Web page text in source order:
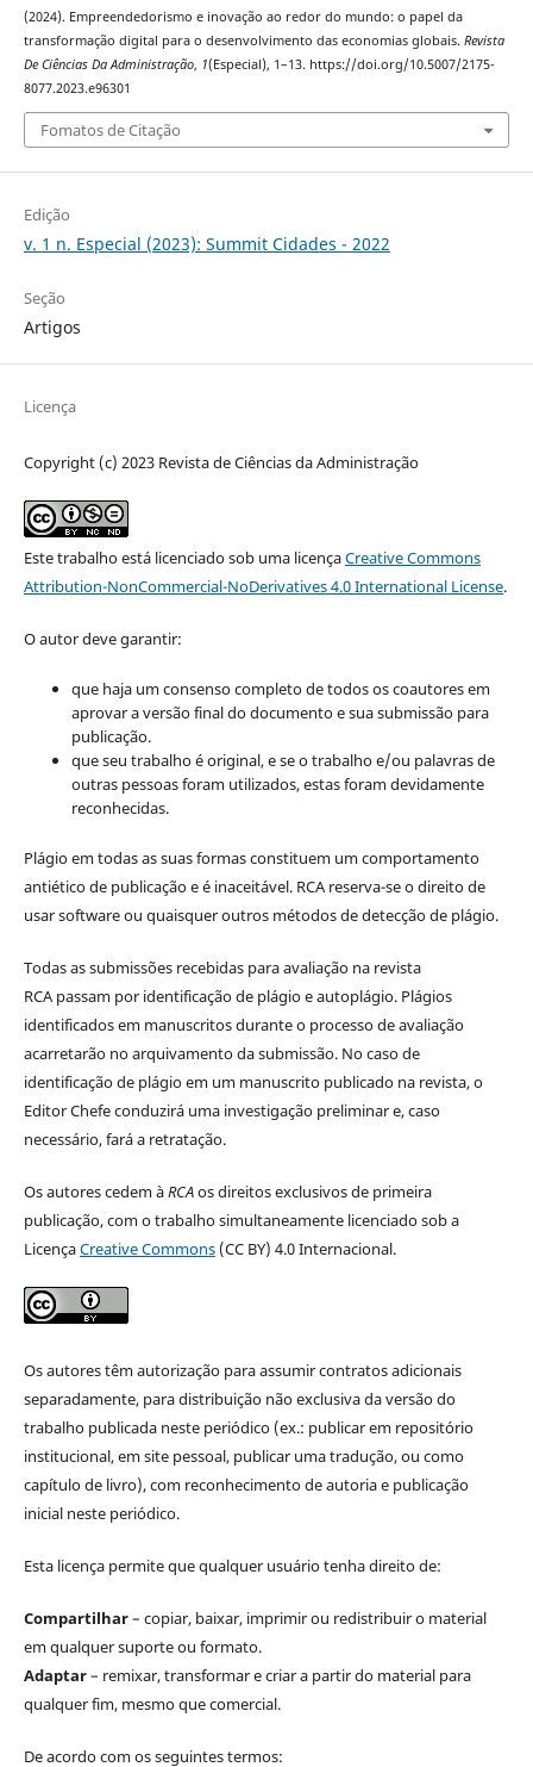
(2024). Empreendedorismo e inovação ao redor do mundo: o papel da
transformação digital para o desenvolvimento das economias globais. Revista
De Ciências Da Administração, 1(Especial), 1–13. https://doi.org/10.5007/2175-
8077.2023.e96301
Fomatos de Citação
Edição
v. 1 n. Especial (2023): Summit Cidades - 2022
Seção
Artigos
Licença
Copyright (c) 2023 Revista de Ciências da Administração
Este trabalho está licenciado sob uma licençaCreative Commons
Attribution-NonCommercial-NoDerivatives 4.0 International License.
O autor deve garantir:
que haja um consenso completo de todos os coautores em
aprovar a versão final do documento e sua submissão para
publicação.
que seu trabalho é original, e se o trabalho e/ou palavras de
outras pessoas foram utilizados, estas foram devidamente
reconhecidas.
Plágio em todas as suas formas constituem um comportamento
antiético de publicação e é inaceitável. RCA reserva-se o direito de
usar software ou quaisquer outros métodos de detecção de plágio.
Todas as submissões recebidas para avaliação na revista
RCA passam por identificação de plágio e autoplágio. Plágios
identificados em manuscritos durante o processo de avaliação
acarretarão no arquivamento da submissão. No caso de
identificação de plágio em um manuscrito publicado na revista, o
Editor Chefe conduzirá uma investigação preliminar e, caso
necessário, fará a retratação.
Os autores cedem àRCAos direitos exclusivos de primeira
publicação, com o trabalho simultaneamente licenciado sob a
LicençaCreative Commons(CC BY) 4.0 Internacional.
Os autores têm autorização para assumir contratos adicionais
separadamente, para distribuição não exclusiva da versão do
trabalho publicada neste periódico (ex.: publicar em repositório
institucional, em site pessoal, publicar uma tradução, ou como
capítulo de livro), com reconhecimento de autoria e publicação
inicial neste periódico.
Esta licença permite que qualquer usuário tenha direito de:
Compartilhar– copiar, baixar, imprimir ou redistribuir o material
em qualquer suporte ou formato.
Adaptar– remixar, transformar e criar a partir do material para
qualquer fim, mesmo que comercial.
De acordo com os seguintes termos: